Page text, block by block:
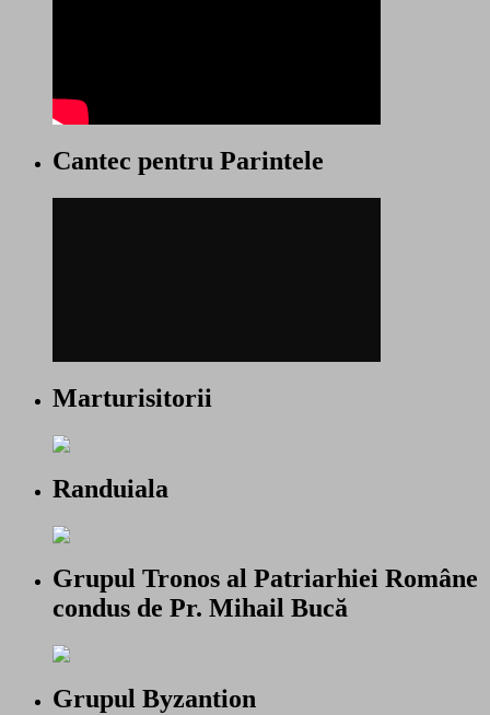
Cantec pentru Parintele
Marturisitorii
Randuiala
Grupul Tronos al Patriarhiei Române
condus de Pr. Mihail Bucă
Grupul Byzantion